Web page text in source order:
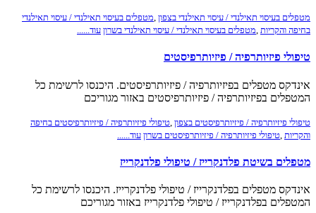
מטפלים בעיסוי תאילנדי / עיסוי תאילנדי בצפון ,מטפלים בעיסוי תאילנדי / עיסוי תאילנדי
בחיפה והקריות ,מטפלים בעיסוי תאילנדי / עיסוי תאילנדי בשרון עוד......
טיפולי פיזיותרפיה / פיזיותרפיסטים
אינדקס מטפלים בפיזיותרפיה / פיזיותרפיסטים. היכנסו לרשימת כל
המטפלים בפיזיותרפיה / פיזיותרפיסטים באזור מגוריכם
טיפולי פיזיותרפיה / פיזיותרפיסטים בצפון טיפולי פיזיותרפיה / פיזיותרפיסטים בחיפה
והקריות טיפולי פיזיותרפיה / פיזיותרפיסטים בשרון עוד......
מטפלים בשיטת פלדנקרייז / טיפולי פלדנקרייז
אינדקס מטפלים בפלדנקרייז / טיפולי פלדנקרייז. היכנסו לרשימת כל
המטפלים בפלדנקרייז / טיפולי פלדנקרייז באזור מגוריכם